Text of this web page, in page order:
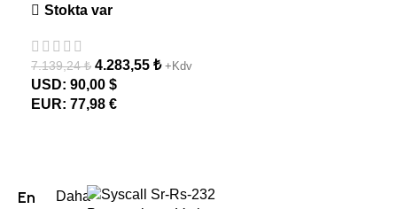
Stokta var
7.139,24₺ 4.283,55 ₺ +Kdv
USD: 90,00 $
EUR: 77,98 €
En
Daha